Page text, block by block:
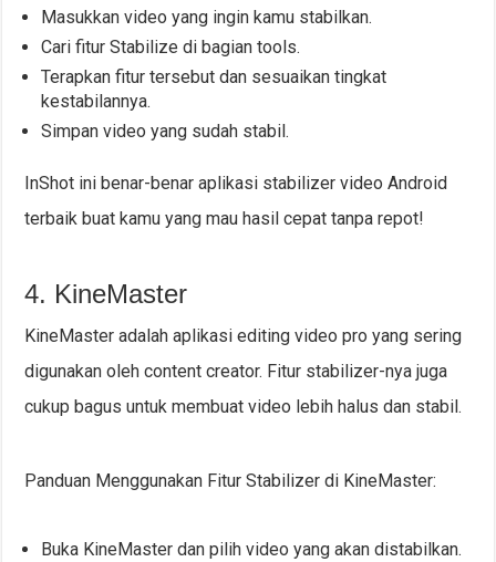
Masukkan video yang ingin kamu stabilkan.
Cari fitur Stabilize di bagian tools.
Terapkan fitur tersebut dan sesuaikan tingkat
kestabilannya.
Simpan video yang sudah stabil.
InShot ini benar-benar aplikasi stabilizer video Android
terbaik buat kamu yang mau hasil cepat tanpa repot!
4. KineMaster
KineMaster adalah aplikasi editing video pro yang sering
digunakan oleh content creator. Fitur stabilizer-nya juga
cukup bagus untuk membuat video lebih halus dan stabil.
Panduan Menggunakan Fitur Stabilizer di KineMaster:
Buka KineMaster dan pilih video yang akan distabilkan.